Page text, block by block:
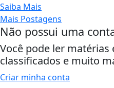
Saiba Mais
Mais Postagens
Não possui uma
Você pode ler matérias
classificados e muito
Criar minha conta